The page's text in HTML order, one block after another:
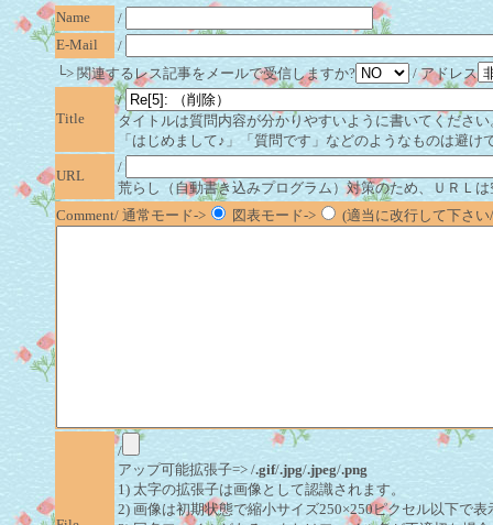
Name
/
E-Mail
/
└> 関連するレス記事をメールで受信しますか?
/ アドレス
Title
/
タイトルは質問内容が分かりやすいように書いてください
「はじめまして♪」「質問です」などのようなものは避け
URL
/
荒らし（自動書き込みプログラム）対策のため、ＵＲＬ
Comment/ 通常モード->
図表モード-> (適当に改行して下さ
/
アップ可能拡張子=> /.gif/.jpg/.jpeg/.png
1) 太字の拡張子は画像として認識されます。
2) 画像は初期状態で縮小サイズ250×250ピクセル以下で表